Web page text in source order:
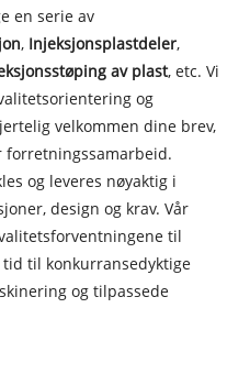
en serie av
, Injeksjonsplastdeler,
av plast, etc. Vi
og
velkommen dine brev,
forretningssamarbeid.
og leveres nøyaktig i
design og krav. Vår
til
til konkurransedyktige
og tilpassede